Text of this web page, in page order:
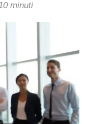
minuti